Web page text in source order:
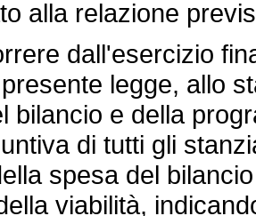
alla relazione
dall'esercizio
legge, allo
bilancio e della
di tutti gli
spesa del
viabilità,